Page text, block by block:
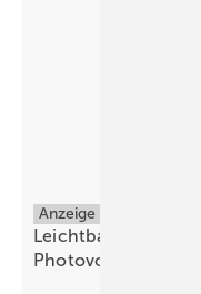
Anzeige
Leichtbau-PV: 4kg/
Photovoltaik